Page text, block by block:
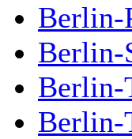
Berlin-
Berlin-
Berlin-
Berlin-